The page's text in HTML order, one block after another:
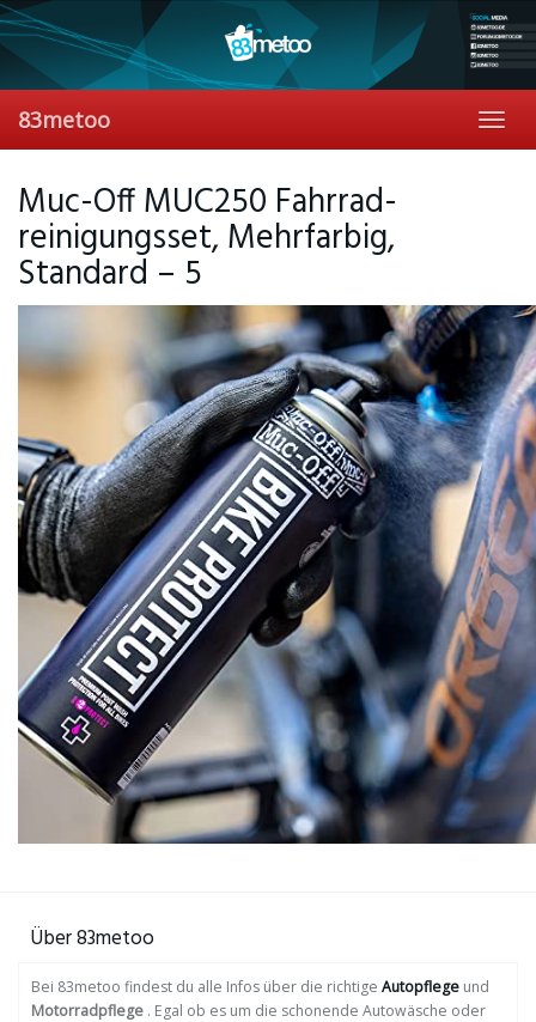
Skip
to
content
83metoo
Muc-Off MUC250 Fahrrad-
reinigungsset, Mehrfarbig,
Standard – 5
Über 83metoo
Bei 83metoo findest du alle Infos über die richtige Autopflege und
Motorradpflege . Egal ob es um die schonende Autowäsche oder